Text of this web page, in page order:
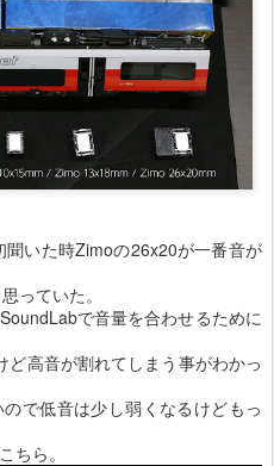
いた時Zimoの26x20が一番音が
っていた。
で音量を合わせるために
高音が割れてしまう事がわかっ
で低音は少し弱くなるけどもっ
ちら。